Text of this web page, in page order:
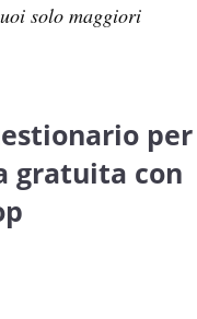
solo maggiori
per
gratuita con